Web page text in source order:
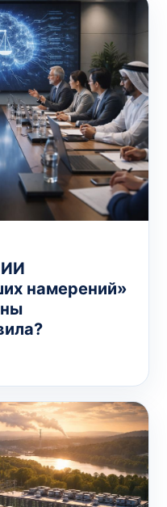
ИИ
намерений»